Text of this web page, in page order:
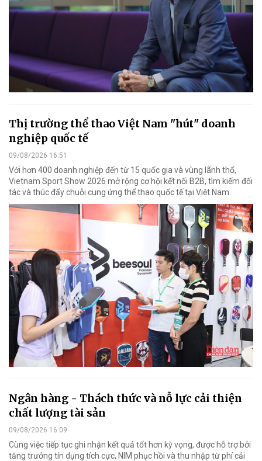
Thị trường thể thao Việt Nam "hút" doanh
nghiệp quốc tế
09/08/2026 16:51
Với hơn 400 doanh nghiệp đến từ 15 quốc gia và vùng lãnh thổ,
Vietnam Sport Show 2026 mở rộng cơ hội kết nối B2B, tìm kiếm đối
tác và thúc đẩy chuỗi cung ứng thể thao quốc tế tại Việt Nam.
Ngân hàng - Thách thức và nỗ lực cải thiện
chất lượng tài sản
09/08/2026 16:09
Cùng việc tiếp tục ghi nhận kết quả tốt hơn kỳ vọng, được hỗ trợ bởi
tăng trưởng tín dụng tích cực, NIM phục hồi và thu nhập từ phí cải